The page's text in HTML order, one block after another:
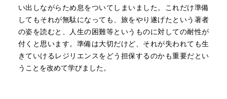
い出しながらため息をついてしまいました。これだけ準備
してもそれが無駄になっても、旅をやり遂げたという著者
の姿を読むと、人生の困難等というものに対しての耐性が
付くと思います。準備は大切だけど、それが失われても生
きていけるレジリエンスをどう担保するのかも重要だとい
うことを改めて学びました。